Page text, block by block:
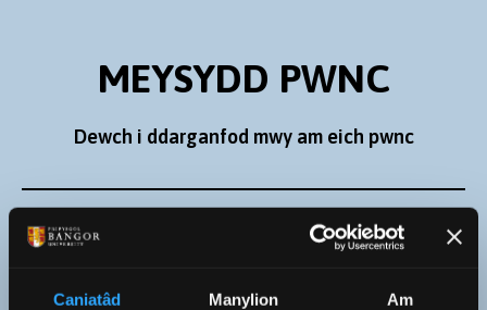
Caniatâd Manylion Am
MEYSYDD PWNC
Dewch i ddarganfod mwy am eich pwnc
Celfyddydau, Dyniaethau a Busnes
Gwyddorau'r Amgylchedd a Pheirianneg